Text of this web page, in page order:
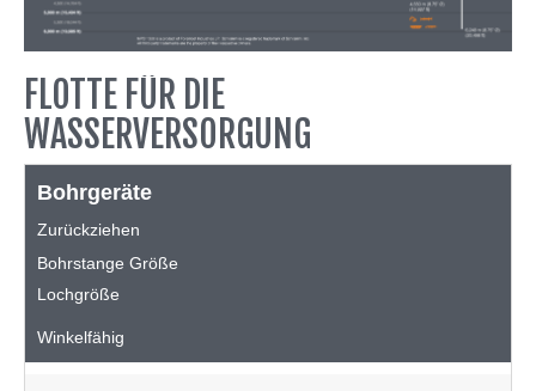
FLOTTE FÜR DIE
WASSERVERSORGUNG
Bohrgeräte
Zurückziehen
Bohrstange Größe
Lochgröße
Winkelfähig